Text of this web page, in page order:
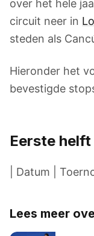
over het hele
circuit neer in
steden als
Hieronder het
bevestigde
Eerste
| Datum |
Lees meer